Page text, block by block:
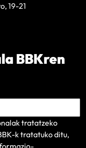
19-21
BBKren
tratatzeko
k tratatuko ditu,